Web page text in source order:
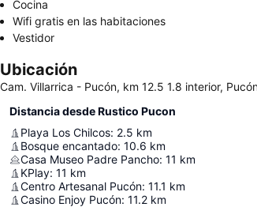
Cocina
Wifi gratis en las habitaciones
Vestidor
Ubicación
Cam. Villarrica - Pucón, km 12.5 1.8 interior,
Distancia desde Rustico Pucon
Playa Los Chilcos: 2.5 km
Bosque encantado: 10.6 km
Casa Museo Padre Pancho: 11 km
KPlay: 11 km
Centro Artesanal Pucón: 11.1 km
Casino Enjoy Pucón: 11.2 km